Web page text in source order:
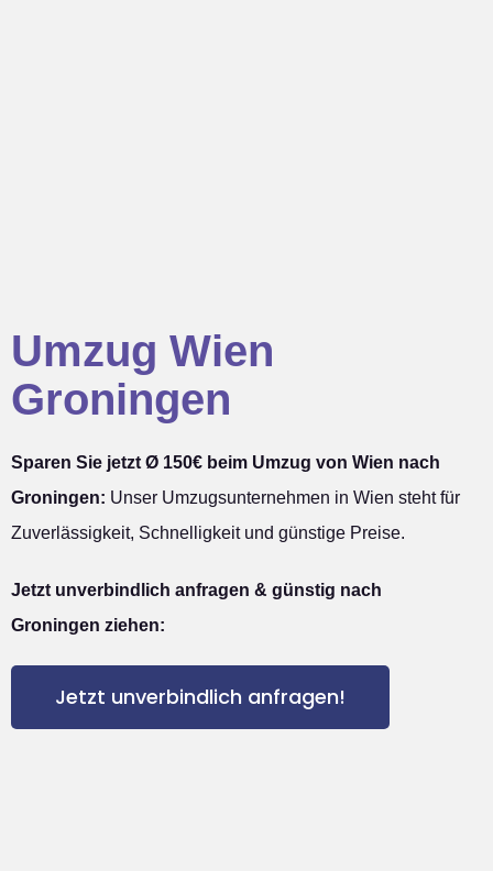
Umzug Wien
Groningen
Sparen Sie jetzt Ø 150€ beim Umzug von Wien nach
Groningen: Unser Umzugsunternehmen in Wien steht für
Zuverlässigkeit, Schnelligkeit und günstige Preise.
Jetzt unverbindlich anfragen & günstig nach
Groningen ziehen:
Jetzt unverbindlich anfragen!